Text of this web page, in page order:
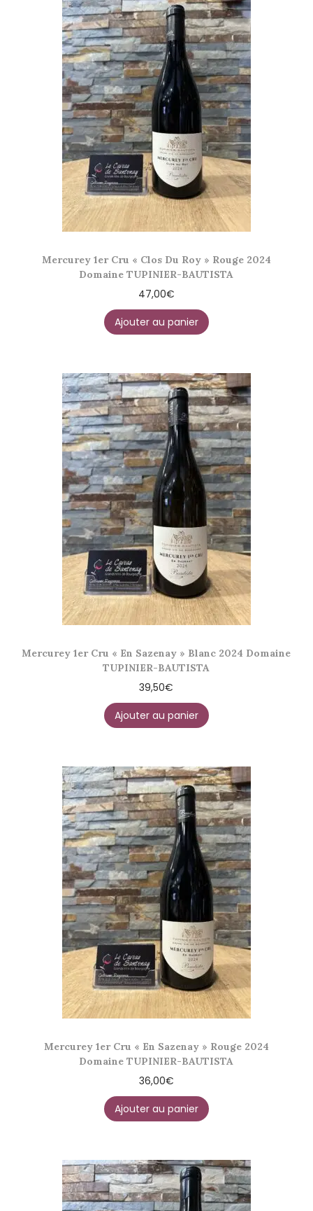
Mercurey 1er Cru « Clos Du Roy » Rouge 2024
Domaine TUPINIER-BAUTISTA
47,00€
Ajouter au panier
Mercurey 1er Cru « En Sazenay » Blanc 2024 Domaine
TUPINIER-BAUTISTA
39,50€
Ajouter au panier
Mercurey 1er Cru « En Sazenay » Rouge 2024
Domaine TUPINIER-BAUTISTA
36,00€
Ajouter au panier